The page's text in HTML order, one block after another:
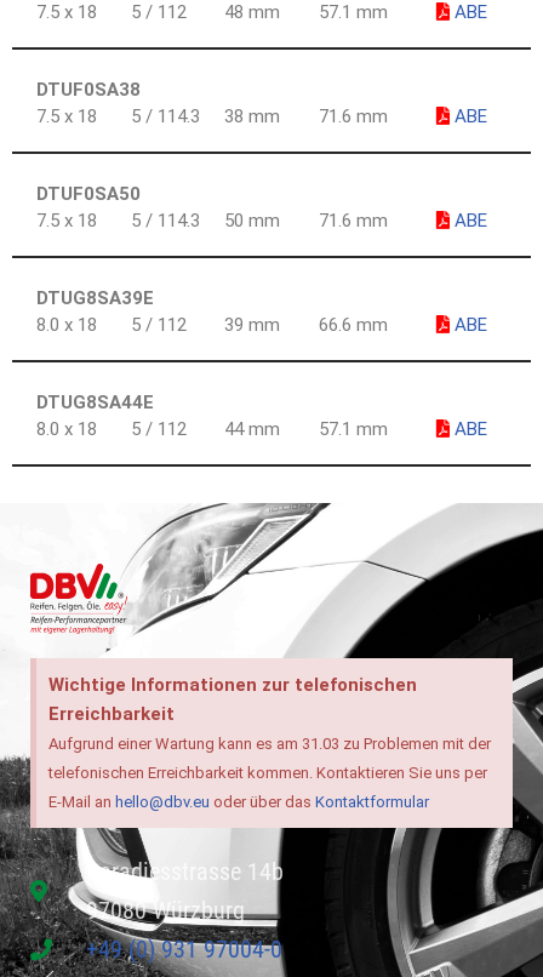
7.5 x 18
5 / 112 48 mm 57.1 mm ABE
DTUF0SA38
7.5 x 18
5 / 114.3 38 mm 71.6 mm ABE
DTUF0SA50
7.5 x 18
5 / 114.3 50 mm 71.6 mm ABE
DTUG8SA39E
8.0 x 18
5 / 112 39 mm 66.6 mm ABE
DTUG8SA44E
8.0 x 18
5 / 112 44 mm 57.1 mm ABE
Wichtige Informationen zur telefonischen
Erreichbarkeit
Aufgrund einer Wartung kann es am 31.03 zu Problemen mit der
telefonischen Erreichbarkeit kommen. Kontaktieren Sie uns per
E-Mail an hello@dbv.eu oder über das Kontaktformular
Paradiesstrasse 14b
97080 Würzburg
+49 (0) 931 97004-0